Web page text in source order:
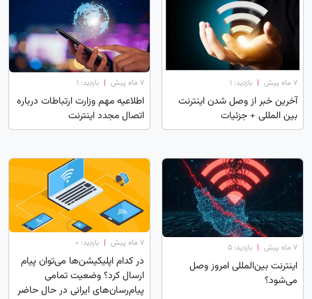
۷ ماه پیش | بازدید: 1
آخرین خبر از وصل شدن اینترنت
بین المللی + جزئیات
۷ ماه پیش | بازدید: 1
اطلاعیه مهم وزارت ارتباطات درباره
اتصال مجدد اینترنت
۷ ماه پیش | بازدید: 5
اینترنت بین‌المللی امروز وصل
می‌شود؟
۷ ماه پیش | بازدید: 0
در کدام اپلیکیشن‌ها می‌توان پیام
ارسال کرد؟ وضعیت تمامی
پیام‌رسان‌های ایرانی در حال حاضر